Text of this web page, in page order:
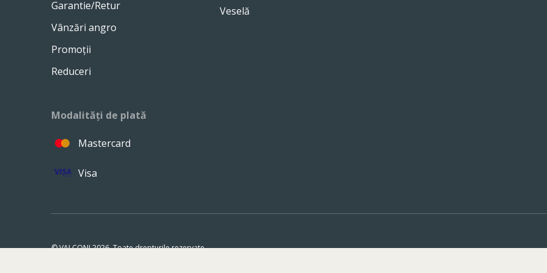
Garantie/Retur
Vânzări angro
Promoții
Reduceri
Modalități de plată
Mastercard
Visa
Veselă
© VALCONI 2026. Toate drepturile rezervate.